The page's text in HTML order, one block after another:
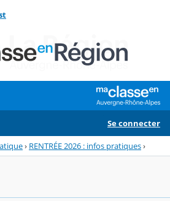
Se connecter
› RENTRÉE 2026 : infos pratiques›